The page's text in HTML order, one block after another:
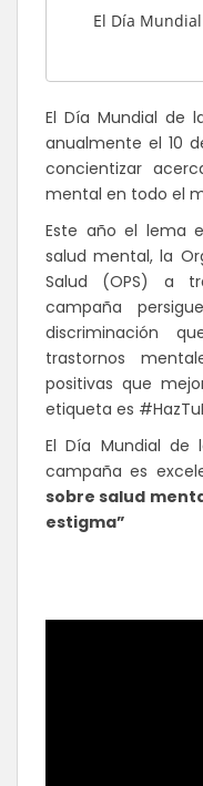
El Día
El Día Mundial de
anualmente el 10
concientizar
mental en todo el
Este año el lema
salud mental, la
Salud (OPS) a
campaña
discriminación
trastornos
positivas que
etiqueta es
El Día Mundial de
campaña es
sobre salud
estigma”